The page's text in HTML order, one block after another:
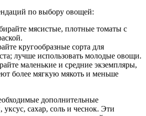
по выбору овощей:
мясистые, плотные томаты с
кругообразные сорта для
лучше использовать молодые овощи.
маленькие и средние экземпляры,
более мягкую мякоть и меньше
дополнительные
сахар, соль и чеснок. Эти